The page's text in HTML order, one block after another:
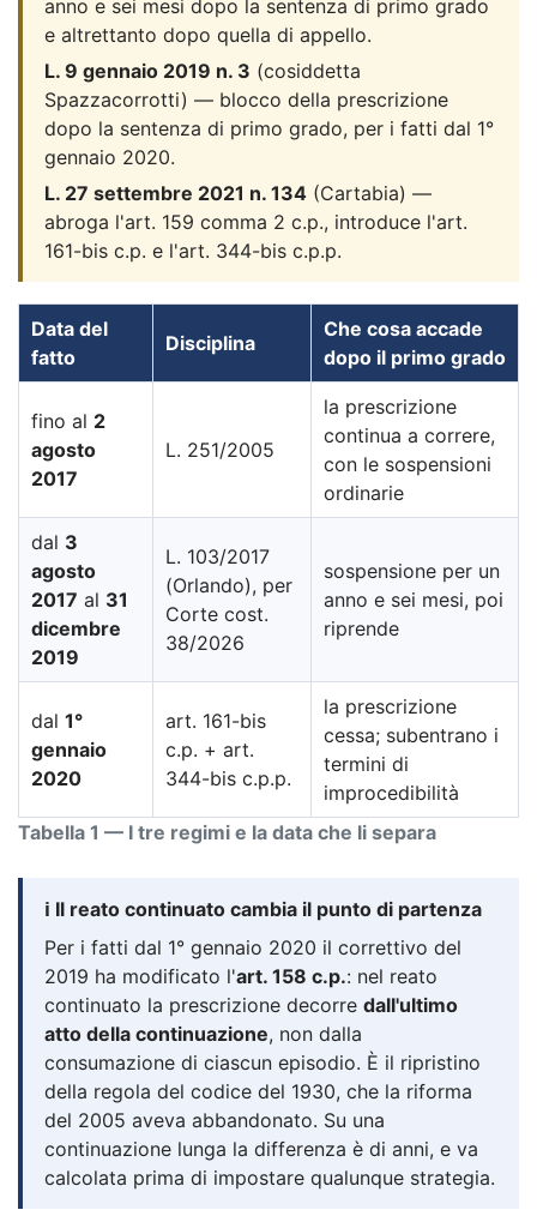
anno e sei mesi dopo la sentenza di primo grado
e altrettanto dopo quella di appello.
L. 9 gennaio 2019 n. 3 (cosiddetta
Spazzacorrotti) — blocco della prescrizione
dopo la sentenza di primo grado, per i fatti dal 1°
gennaio 2020.
L. 27 settembre 2021 n. 134 (Cartabia) —
abroga l'art. 159 comma 2 c.p., introduce l'art.
161-bis c.p. e l'art. 344-bis c.p.p.
Tabella 1 — I tre regimi e la data che li separa
Data del
fatto
Disciplina
Che cosa accade
dopo il primo grado
fino al 2
agosto
2017
L. 251/2005
la prescrizione
continua a correre,
con le sospensioni
ordinarie
dal 3
agosto
2017 al 31
dicembre
2019
L. 103/2017
(Orlando), per
Corte cost.
38/2026
sospensione per un
anno e sei mesi, poi
riprende
dal 1°
gennaio
2020
art. 161-bis
c.p. + art.
344-bis c.p.p.
la prescrizione
cessa; subentrano i
termini di
improcedibilità
ℹ️ Il reato continuato cambia il punto di partenza
Per i fatti dal 1° gennaio 2020 il correttivo del
2019 ha modificato l'art. 158 c.p.: nel reato
continuato la prescrizione decorre dall'ultimo
atto della continuazione, non dalla
consumazione di ciascun episodio. È il ripristino
della regola del codice del 1930, che la riforma
del 2005 aveva abbandonato. Su una
continuazione lunga la differenza è di anni, e va
calcolata prima di impostare qualunque strategia.